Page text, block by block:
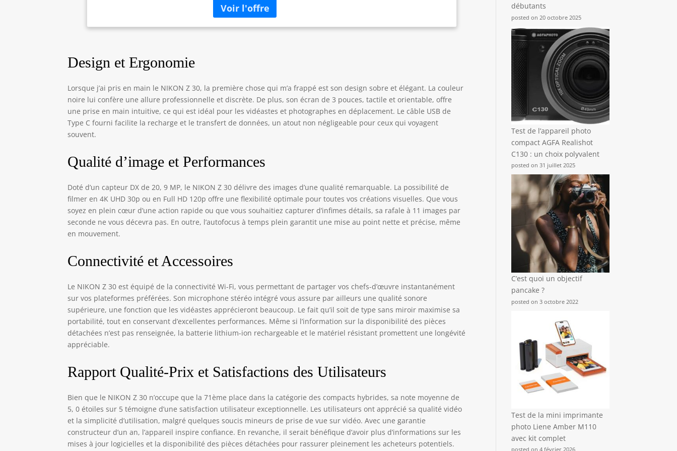
Design et Ergonomie
Lorsque j’ai pris en main le NIKON Z 30, la première chose qui m’a frappé est son design sobre et élégant. La couleur
noire lui confère une allure professionnelle et discrète. De plus, son écran de 3 pouces, tactile et orientable, offre
une prise en main intuitive, ce qui est idéal pour les vidéastes et photographes en déplacement. Le câble USB de
Type C fourni facilite la recharge et le transfert de données, un atout non négligeable pour ceux qui voyagent
souvent.
Qualité d’image et Performances
Doté d’un capteur DX de 20, 9 MP, le NIKON Z 30 délivre des images d’une qualité remarquable. La possibilité de
filmer en 4K UHD 30p ou en Full HD 120p offre une flexibilité optimale pour toutes vos créations visuelles. Que vous
soyez en plein cœur d’une action rapide ou que vous souhaitiez capturer d’infimes détails, sa rafale à 11 images par
seconde ne vous décevra pas. En outre, l’autofocus à temps plein garantit une mise au point nette et précise, même
en mouvement.
Connectivité et Accessoires
Le NIKON Z 30 est équipé de la connectivité Wi-Fi, vous permettant de partager vos chefs-d’œuvre instantanément
sur vos plateformes préférées. Son microphone stéréo intégré vous assure par ailleurs une qualité sonore
supérieure, une fonction que les vidéastes apprécieront beaucoup. Le fait qu’il soit de type sans miroir maximise sa
portabilité, tout en conservant d’excellentes performances. Même si l’information sur la disponibilité des pièces
détachées n’est pas renseignée, la batterie lithium-ion rechargeable et le matériel résistant promettent une longévité
appréciable.
Rapport Qualité-Prix et Satisfactions des Utilisateurs
Bien que le NIKON Z 30 n’occupe que la 71ème place dans la catégorie des compacts hybrides, sa note moyenne de
5, 0 étoiles sur 5 témoigne d’une satisfaction utilisateur exceptionnelle. Les utilisateurs ont apprécié sa qualité vidéo
et la simplicité d’utilisation, malgré quelques soucis mineurs de prise de vue sur vidéo. Avec une garantie
constructeur d’un an, l’appareil inspire confiance. En revanche, il serait bénéfique d’avoir plus d’informations sur les
mises à jour logicielles et la disponibilité des pièces détachées pour rassurer pleinement les acheteurs potentiels.
débutants
posted on 20 octobre 2025
Test de l’appareil photo
compact AGFA Realishot
C130 : un choix polyvalent
posted on 31 juillet 2025
C’est quoi un objectif
pancake ?
posted on 3 octobre 2022
Test de la mini imprimante
photo Liene Amber M110
avec kit complet
posted on 4 février 2026